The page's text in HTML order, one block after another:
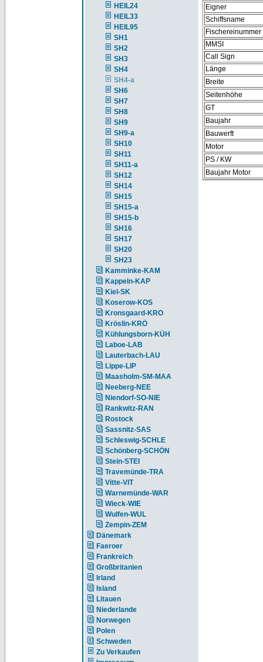
HEIL24
HEIL33
HEIL95
SH1
SH2
SH3
SH4
SH4-a
SH6
SH7
SH8
SH9
SH9-a
SH10
SH11
SH11-a
SH12
SH14
SH15
SH15-a
SH15-b
SH16
SH17
SH20
SH23
Kamminke-KAM
Kappeln-KAP
Kiel-SK
Koserow-KOS
Kronsgaard-KRO
Kröslin-KRÖ
Kühlungsborn-KÜH
Laboe-LAB
Lauterbach-LAU
Lippe-LIP
Maasholm-SM-MAA
Neeberg-NEE
Niendorf-SO-NIE
Rankwitz-RAN
Rostock
Sassnitz-SAS
Schleswig-SCHLE
Schönberg-SCHÖN
Stein-STEI
Travemünde-TRA
Vitte-VIT
Warnemünde-WAR
Wieck-WIE
Wulfen-WUL
Zempin-ZEM
Dänemark
Faeroer
Frankreich
Großbritanien
Irland
Island
Litauen
Niederlande
Norwegen
Polen
Schweden
Zu Verkaufen
Eigner
Schiffsname
Fischereinummer
MMSI
Call Sign
Länge
Breite
Seitenhöhe
GT
Baujahr
Bauwerft
Motor
PS / KW
Baujahr Motor